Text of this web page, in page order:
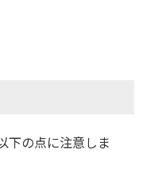
下の点に注意しま